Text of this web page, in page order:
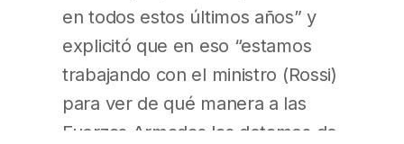
en todos estos últimos años” y
explicitó que en eso “estamos
trabajando con el ministro (Rossi)
para ver de qué manera a las
Fuerzas Armadas las dotamos de